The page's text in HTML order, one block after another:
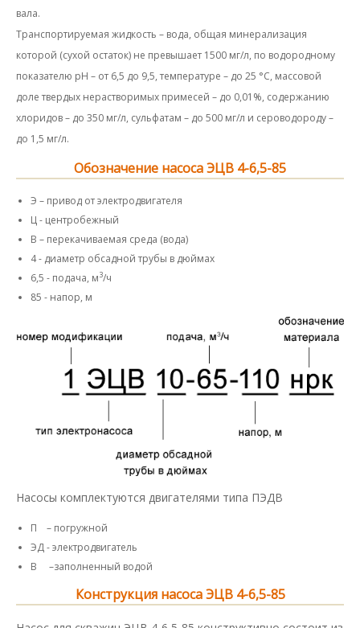
вала.
Транспортируемая жидкость – вода, общая минерализация
которой (сухой остаток) не превышает 1500 мг/л, по водородному
показателю рН – от 6,5 до 9,5, температуре – до 25 °С, массовой
доле твердых нерастворимых примесей – до 0,01%, содержанию
хлоридов – до 350 мг/л, сульфатам – до 500 мг/л и сероводороду –
до 1,5 мг/л.
Обозначение насоса ЭЦВ 4-6,5-85
Э – привод от электродвигателя
Ц - центробежный
В – перекачиваемая среда (вода)
4 - диаметр обсадной трубы в дюймах
6,5 - подача, м3/ч
85 - напор, м
Насосы комплектуются двигателями типа ПЭДВ
П – погружной
ЭД - электродвигатель
В –заполненный водой
Конструкция насоса ЭЦВ 4-6,5-85